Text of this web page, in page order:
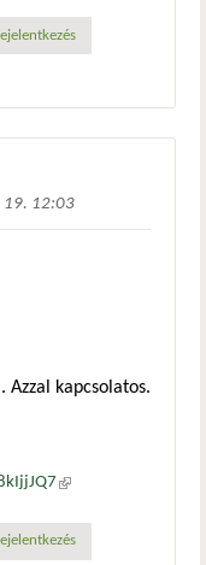
19. 12:03
Azzal kapcsolatos.
(külső